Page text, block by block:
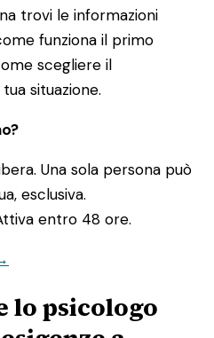
trovi le informazioni
funziona il primo
scegliere il
situazione.
Una sola persona può
esclusiva.
entro 48 ore.
lo psicologo